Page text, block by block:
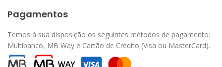
Pagamentos
Temos à sua disposição os seguintes métodos de pagamento:
Multibanco, MB Way e Cartão de Crédito (Visa ou MasterCard).